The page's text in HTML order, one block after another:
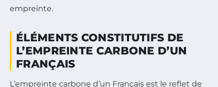
empreinte.
ÉLÉMENTS CONSTITUTIFS DE
L’EMPREINTE CARBONE D’UN
FRANÇAIS
L’empreinte carbone d’un Français est le reflet de